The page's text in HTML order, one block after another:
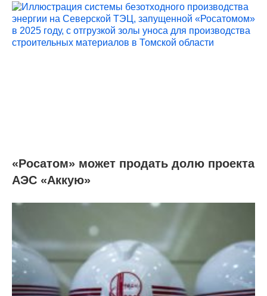
«Росатом» может продать долю проекта
АЭС «Аккую»